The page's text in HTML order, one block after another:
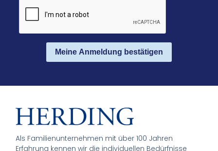
Meine Anmeldung bestätigen
Als Familienunternehmen mit über 100 Jahren
Erfahrung kennen wir die individuellen Bedürfnisse